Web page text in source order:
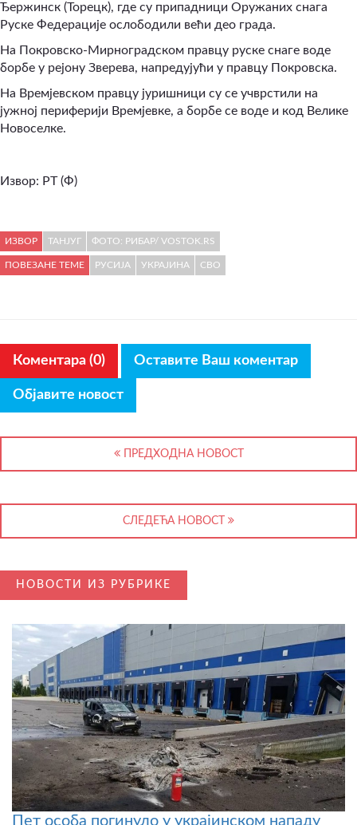
Ђержинск (Торецк), где су припадници Оружаних снага
Руске Федерације ослободили већи део града.
На Покровско-Мирноградском правцу руске снаге воде
борбе у рејону Зверева, напредујући у правцу Покровска.
На Времјевском правцу јуришници су се учврстили на
јужној периферији Времјевке, а борбе се воде и код Велике
Новоселке.
Извор: РТ (Ф)
ИЗВОР ТАНЈУГ ФОТО: РИБАР/ VOSTOK.RS
ПОВЕЗАНЕ ТЕМЕ РУСИЈА УКРАЈИНА СВО
Коментара (0) Оставите Ваш коментар
Објавите новост
ПРЕДХОДНА НОВОСТ
СЛЕДЕЋА НОВОСТ
НОВОСТИ ИЗ РУБРИКЕ
Пет особа погинуло у украјинском нападу